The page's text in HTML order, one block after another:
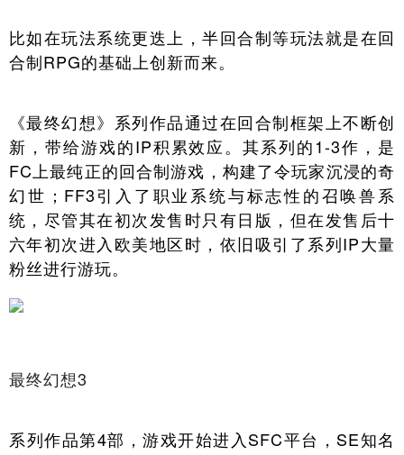
比如在玩法系统更迭上，半回合制等玩法就是在回
合制RPG的基础上创新而来。
《最终幻想》系列作品通过在回合制框架上不断创
新，带给游戏的IP积累效应。其系列的1-3作，是
FC上最纯正的回合制游戏，构建了令玩家沉浸的奇
幻世；FF3引入了职业系统与标志性的召唤兽系
统，尽管其在初次发售时只有日版，但在发售后十
六年初次进入欧美地区时，依旧吸引了系列IP大量
粉丝进行游玩。
最终幻想3
系列作品第4部，游戏开始进入SFC平台，SE知名